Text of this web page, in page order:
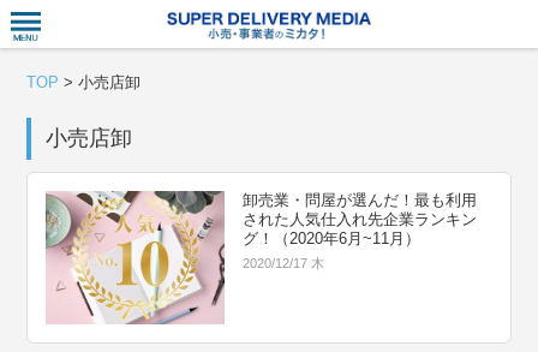
TOP >小売店卸
小売店卸
卸売業・問屋が選んだ！最も利用
された人気仕入れ先企業ランキン
グ！（2020年6月~11月）
2020/12/17 木